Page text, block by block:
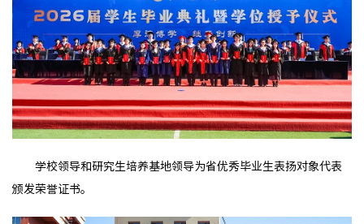
学校领导和研究生培养基地领导为省优秀毕业生表扬对象代表
颁发荣誉证书。